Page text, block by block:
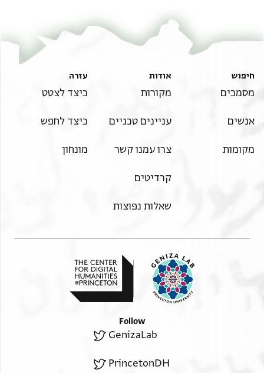
חיפוש
מסמכים
אנשים
מקומות
אודות
מקורות
עניינים טכניים
צרו עמנו קשר
קרדיטים
שאלות נפוצות
עזרה
כיצד לצטט
כיצד לחפש
מונחון
Follow
GenizaLab
PrincetonDH